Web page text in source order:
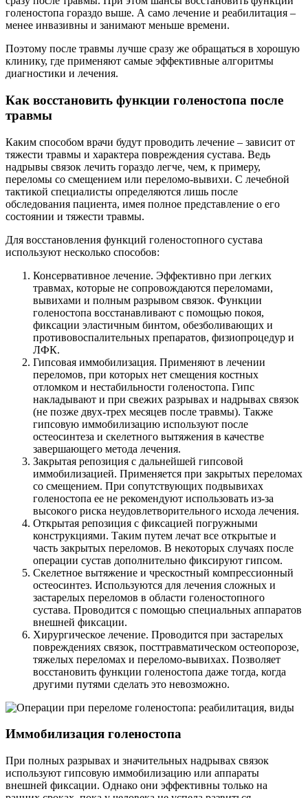
голеностопа гораздо выше. А само лечение и реабилитация –
менее инвазивны и занимают меньше времени.
Поэтому после травмы лучше сразу же обращаться в хорошую
клинику, где применяют самые эффективные алгоритмы
диагностики и лечения.
Как восстановить функции голеностопа после
травмы
Каким способом врачи будут проводить лечение – зависит от
тяжести травмы и характера повреждения сустава. Ведь
надрывы связок лечить гораздо легче, чем, к примеру,
переломы со смещением или переломо-вывихи. С лечебной
тактикой специалисты определяются лишь после
обследования пациента, имея полное представление о его
состоянии и тяжести травмы.
Для восстановления функций голеностопного сустава
используют несколько способов:
Консервативное лечение. Эффективно при легких
травмах, которые не сопровождаются переломами,
вывихами и полным разрывом связок. Функции
голеностопа восстанавливают с помощью покоя,
фиксации эластичным бинтом, обезболивающих и
противовоспалительных препаратов, физиопроцедур и
ЛФК.
Гипсовая иммобилизация. Применяют в лечении
переломов, при которых нет смещения костных
отломком и нестабильности голеностопа. Гипс
накладывают и при свежих разрывах и надрывах связок
(не позже двух-трех месяцев после травмы). Также
гипсовую иммобилизацию используют после
остеосинтеза и скелетного вытяжения в качестве
завершающего метода лечения.
Закрытая репозиция с дальнейшей гипсовой
иммобилизацией. Применяется при закрытых переломах
со смещением. При сопутствующих подвывихах
голеностопа ее не рекомендуют использовать из-за
высокого риска неудовлетворительного исхода лечения.
Открытая репозиция с фиксацией погружными
конструкциями. Таким путем лечат все открытые и
часть закрытых переломов. В некоторых случаях после
операции сустав дополнительно фиксируют гипсом.
Скелетное вытяжение и чрескостный компрессионный
остеосинтез. Используются для лечения сложных и
застарелых переломов в области голеностопного
сустава. Проводится с помощью специальных аппаратов
внешней фиксации.
Хирургическое лечение. Проводится при застарелых
повреждениях связок, посттравматическом остеопорозе,
тяжелых переломах и переломо-вывихах. Позволяет
восстановить функции голеностопа даже тогда, когда
другими путями сделать это невозможно.
Иммобилизация голеностопа
При полных разрывах и значительных надрывах связок
используют гипсовую иммобилизацию или аппараты
внешней фиксации. Однако они эффективны только на